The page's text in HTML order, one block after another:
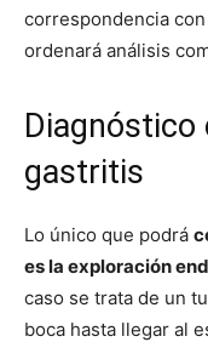
correspondencia
ordenará análisis
gastritis
Lo único que podrá
es la exploración
caso se trata de un
boca hasta llegar al